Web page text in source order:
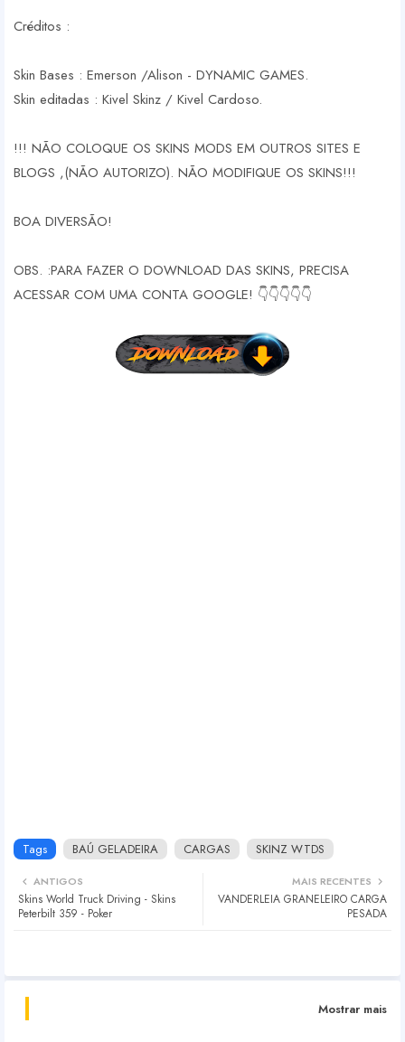
Créditos :
Skin Bases : Emerson /Alison - DYNAMIC GAMES.
Skin editadas : Kivel Skinz / Kivel Cardoso.
!!! NÃO COLOQUE OS SKINS MODS EM OUTROS SITES E
BLOGS ,(NÃO AUTORIZO). NÃO MODIFIQUE OS SKINS!!!
BOA DIVERSÃO!
OBS. :PARA FAZER O DOWNLOAD DAS SKINS, PRECISA
ACESSAR COM UMA CONTA GOOGLE! 👇👇👇👇👇
Tags BAÚ GELADEIRA CARGAS SKINZ WTDS
MAIS RECENTES
VANDERLEIA GRANELEIRO CARGA
PESADA
ANTIGOS
Skins World Truck Driving - Skins
Peterbilt 359 - Poker
Mostrar mais